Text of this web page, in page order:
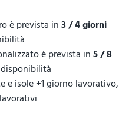
è prevista in3 / 4 giorni
è prevista in5 / 8
e isole +1 giorno lavorativo,